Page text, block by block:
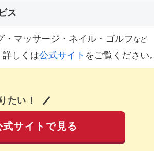
ス
マッサージ・ネイル・ゴルフなど
しくは公式サイト をご覧ください。
たい！
サイトで見る